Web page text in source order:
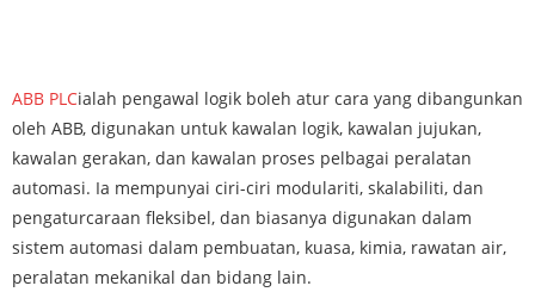
ABB PLCialah pengawal logik boleh atur cara yang dibangunkan
oleh ABB, digunakan untuk kawalan logik, kawalan jujukan,
kawalan gerakan, dan kawalan proses pelbagai peralatan
automasi. Ia mempunyai ciri-ciri modulariti, skalabiliti, dan
pengaturcaraan fleksibel, dan biasanya digunakan dalam
sistem automasi dalam pembuatan, kuasa, kimia, rawatan air,
peralatan mekanikal dan bidang lain.